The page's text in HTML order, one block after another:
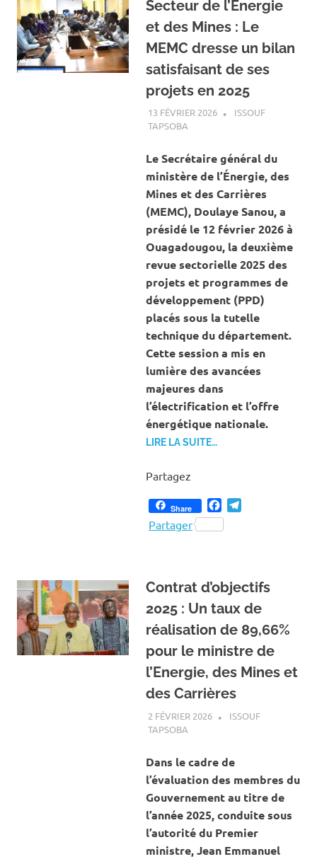
Secteur de l’Énergie
et des Mines : Le
MEMC dresse un bilan
satisfaisant de ses
projets en 2025
13 FÉVRIER 2026
ISSOUF
TAPSOBA
Le Secrétaire général du
ministère de l’Énergie, des
Mines et des Carrières
(MEMC), Doulaye Sanou, a
présidé le 12 février 2026 à
Ouagadougou, la deuxième
revue sectorielle 2025 des
projets et programmes de
développement (PPD)
placés sous la tutelle
technique du département.
Cette session a mis en
lumière des avancées
majeures dans
l’électrification et l’offre
énergétique nationale.
LIRE LA SUITE…
Partagez
Share Facebook
Partager
Contrat d’objectifs
2025 : Un taux de
réalisation de 89,66%
pour le ministre de
l’Energie, des Mines et
des Carrières
2 FÉVRIER 2026
ISSOUF
TAPSOBA
Dans le cadre de
l’évaluation des membres du
Gouvernement au titre de
l’année 2025, conduite sous
l’autorité du Premier
ministre, Jean Emmanuel